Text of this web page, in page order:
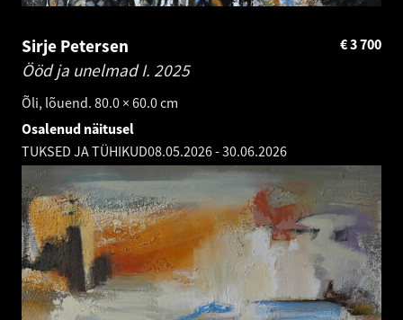
Sirje Petersen
Ööd ja unelmad I. 2025
Õli, lõuend. 80.0 × 60.0 cm
3 700
€
Osalenud näitusel
TUKSED JA TÜHIKUD08.05.2026-30.06.2026